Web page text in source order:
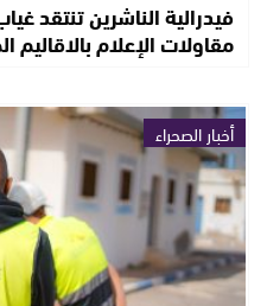
فيدرالية الناشرين تنتقد
مقاولات الإعلام بالاقاليم
أخبار الصحراء